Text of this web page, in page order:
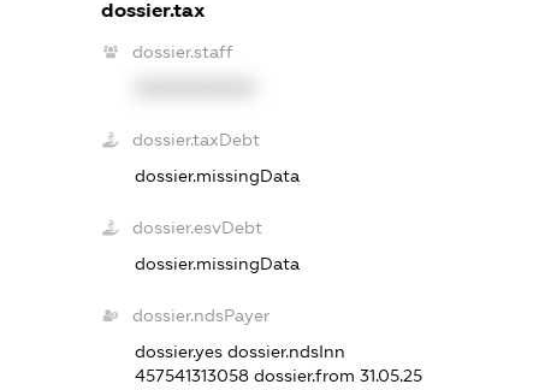
dossier.tax
dossier.staff
dossier.taxDebt
dossier.missingData
dossier.esvDebt
dossier.missingData
dossier.ndsPayer
dossier.yesdossier.ndsInn
457541313058dossier.from 31.05.25